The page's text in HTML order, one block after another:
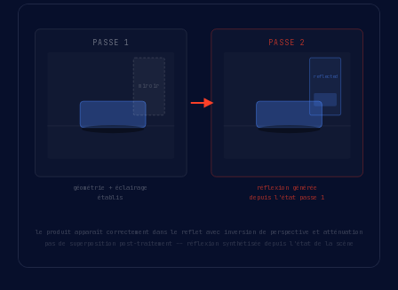
PASSE 1
miroir
géométrie + éclairage
établis
PASSE 2
reflected
réflexion générée
depuis l'état passe 1
le produit apparaît correctement dans le reflet avec inversion de perspective et atténuation
pas de superposition post-traitement -- réflexion synthétisée depuis l'état de la scène